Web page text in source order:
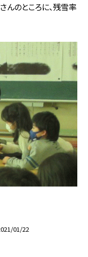
んのところに、残雪率
01/22